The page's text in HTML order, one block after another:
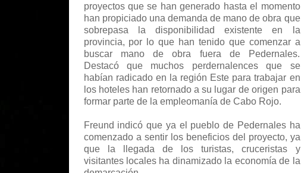
proyectos que se han generado hasta el momento
han propiciado una demanda de mano de obra que
sobrepasa la disponibilidad existente en la
provincia, por lo que han tenido que comenzar a
buscar mano de obra fuera de Pedernales.
Destacó que muchos perdernalences que se
habían radicado en la región Este para trabajar en
los hoteles han retornado a su lugar de origen para
formar parte de la empleomanía de Cabo Rojo.
Freund indicó que ya el pueblo de Pedernales ha
comenzado a sentir los beneficios del proyecto, ya
que la llegada de los turistas, cruceristas y
visitantes locales ha dinamizado la economía de la